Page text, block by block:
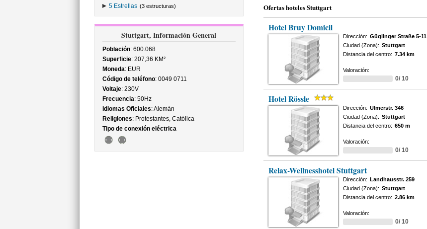
5 Estrellas (3 estructuras)
Stuttgart, Información General
Población: 600.068
Superficie: 207,36 KM²
Moneda: EUR
Código de teléfono: 0049 0711
Voltaje: 230V
Frecuencia: 50Hz
Idiomas Oficiales: Alemán
Religiones: Protestantes, Católica
Tipo de conexión eléctrica
Ofertas hoteles Stuttgart
Hotel Bruy Domicil
Dirección: Güglinger Straße 5-11
Ciudad (Zona): Stuttgart
Distancia del centro: 7.34 km
Valoración:
0/ 10
Hotel Rössle
Dirección: Ulmerstr. 346
Ciudad (Zona): Stuttgart
Distancia del centro: 650 m
Valoración:
0/ 10
Relax-Wellnesshotel Stuttgart
Dirección: Landhausstr. 259
Ciudad (Zona): Stuttgart
Distancia del centro: 2.86 km
Valoración:
0/ 10